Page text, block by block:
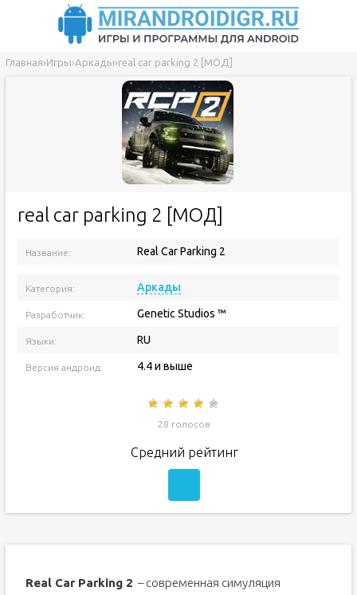
Главная›Игры›Аркады›real car parking 2 [МОД]
real car parking 2 [МОД]
Название: Real Car Parking 2
Категория:
Аркады
Разработчик: Genetic Studios ™
Языки: RU
Версия андроид: 4.4 и выше
28 голосов
Средний рейтинг
Real Car Parking 2 – современная симуляция